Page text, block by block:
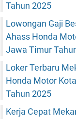
Tahun 2025
Lowongan Gaji
Ahass Honda
Jawa Timur
Loker Terbaru
Honda Motor
Tahun 2025
Kerja Cepat